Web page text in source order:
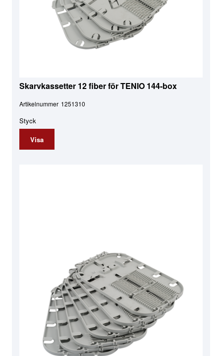
Skarvkassetter 12 fiber för TENIO 144-box
Artikelnummer 1251310
Styck
Visa